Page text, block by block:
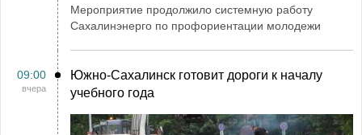
Мероприятие продолжило системную работу
Сахалинэнерго по профориентации молодежи
09:00
вчера
Южно-Сахалинск готовит дороги к началу
учебного года